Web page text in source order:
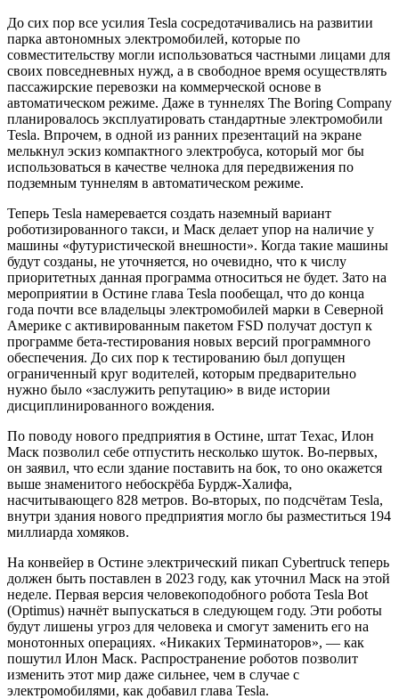
До сих пор все усилия Tesla сосредотачивались на развитии
парка автономных электромобилей, которые по
совместительству могли использоваться частными лицами для
своих повседневных нужд, а в свободное время осуществлять
пассажирские перевозки на коммерческой основе в
автоматическом режиме. Даже в туннелях The Boring Company
планировалось эксплуатировать стандартные электромобили
Tesla. Впрочем, в одной из ранних презентаций на экране
мелькнул эскиз компактного электробуса, который мог бы
использоваться в качестве челнока для передвижения по
подземным туннелям в автоматическом режиме.
Теперь Tesla намеревается создать наземный вариант
роботизированного такси, и Маск делает упор на наличие у
машины «футуристической внешности». Когда такие машины
будут созданы, не уточняется, но очевидно, что к числу
приоритетных данная программа относиться не будет. Зато на
мероприятии в Остине глава Tesla пообещал, что до конца
года почти все владельцы электромобилей марки в Северной
Америке с активированным пакетом FSD получат доступ к
программе бета-тестирования новых версий программного
обеспечения. До сих пор к тестированию был допущен
ограниченный круг водителей, которым предварительно
нужно было «заслужить репутацию» в виде истории
дисциплинированного вождения.
По поводу нового предприятия в Остине, штат Техас, Илон
Маск позволил себе отпустить несколько шуток. Во-первых,
он заявил, что если здание поставить на бок, то оно окажется
выше знаменитого небоскрёба Бурдж-Халифа,
насчитывающего 828 метров. Во-вторых, по подсчётам Tesla,
внутри здания нового предприятия могло бы разместиться 194
миллиарда хомяков.
На конвейер в Остине электрический пикап Cybertruck теперь
должен быть поставлен в 2023 году, как уточнил Маск на этой
неделе. Первая версия человекоподобного робота Tesla Bot
(Optimus) начнёт выпускаться в следующем году. Эти роботы
будут лишены угроз для человека и смогут заменить его на
монотонных операциях. «Никаких Терминаторов», — как
пошутил Илон Маск. Распространение роботов позволит
изменить этот мир даже сильнее, чем в случае с
электромобилями, как добавил глава Tesla.